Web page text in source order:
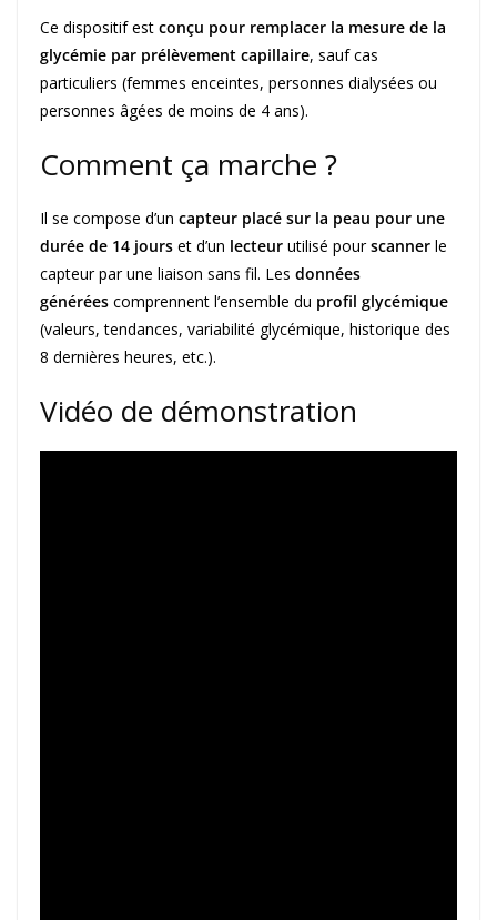
Ce dispositif est conçu pour remplacer la mesure de la
glycémie par prélèvement capillaire, sauf cas
particuliers (femmes enceintes, personnes dialysées ou
personnes âgées de moins de 4 ans).
Comment ça marche ?
Il se compose d’un capteur placé sur la peau pour une
durée de 14 jours et d’un lecteur utilisé pourscanner le
capteur par une liaison sans fil. Les données
générées comprennent l’ensemble du profil glycémique
(valeurs, tendances, variabilité glycémique, historique des
8 dernières heures, etc.).
Vidéo de démonstration